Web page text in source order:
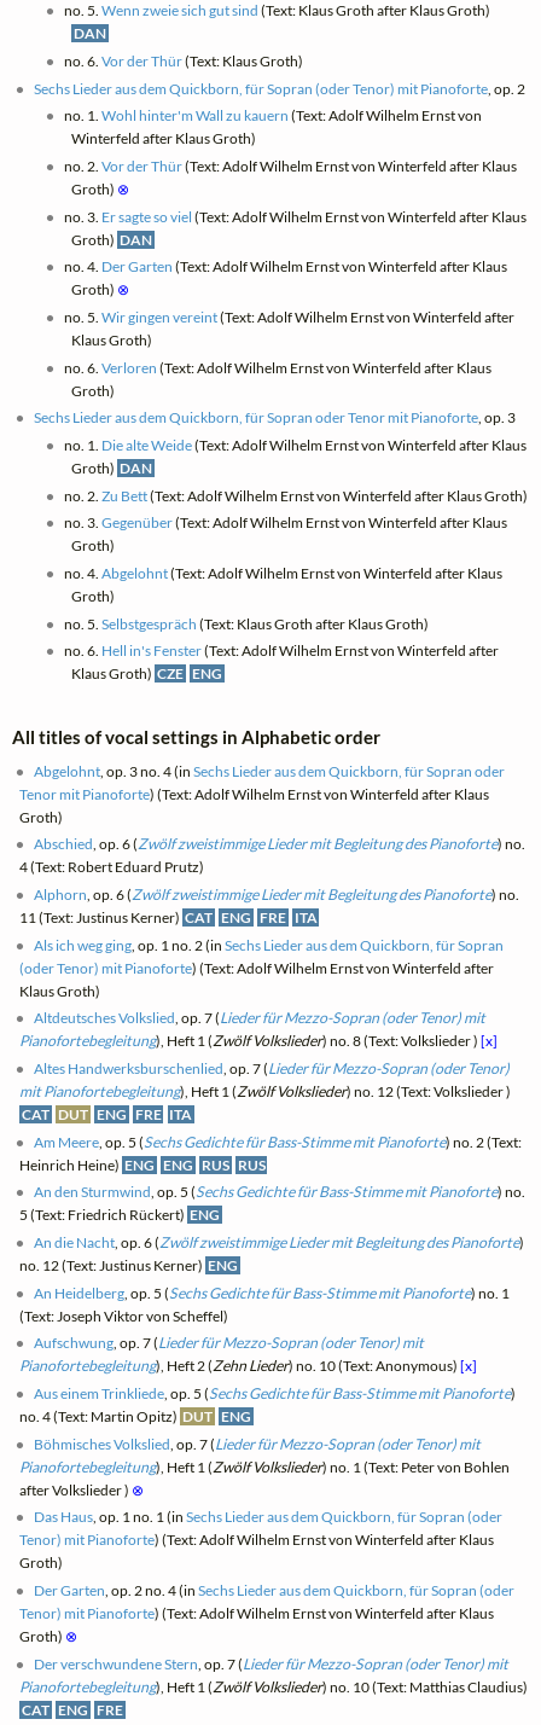
no. 5. Wenn zweie sich gut sind (Text: Klaus Groth after Klaus Groth)
DAN
no. 6. Vor der Thür(Text: Klaus Groth)
Sechs Lieder aus dem Quickborn, für Sopran (oder Tenor) mit Pianoforte , op. 2
no. 1. Wohl hinter'm Wall zu kauern (Text: Adolf Wilhelm Ernst von
Winterfeld after Klaus Groth)
no. 2. Vor der Thür(Text: Adolf Wilhelm Ernst von Winterfeld after Klaus
Groth) ⊗
no. 3. Er sagte so viel (Text: Adolf Wilhelm Ernst von Winterfeld after Klaus
Groth) DAN
no. 4. Der Garten (Text: Adolf Wilhelm Ernst von Winterfeld after Klaus
Groth) ⊗
no. 5. Wir gingen vereint(Text: Adolf Wilhelm Ernst von Winterfeld after
Klaus Groth)
no. 6. Verloren (Text: Adolf Wilhelm Ernst von Winterfeld after Klaus
Groth)
Sechs Lieder aus dem Quickborn, für Sopran oder Tenor mit Pianoforte, op. 3
no. 1. Die alte Weide(Text: Adolf Wilhelm Ernst von Winterfeld after Klaus
Groth) DAN
no. 2. Zu Bett(Text: Adolf Wilhelm Ernst von Winterfeld after Klaus Groth)
no. 3. Gegenüber(Text: Adolf Wilhelm Ernst von Winterfeld after Klaus
Groth)
no. 4. Abgelohnt(Text: Adolf Wilhelm Ernst von Winterfeld after Klaus
Groth)
no. 5. Selbstgespräch (Text: Klaus Groth after Klaus Groth)
no. 6. Hell in's Fenster(Text: Adolf Wilhelm Ernst von Winterfeld after
Klaus Groth) CZE ENG
All titles of vocal settings in Alphabetic order
Abgelohnt , op. 3 no. 4 (inSechs Lieder aus dem Quickborn, für Sopran oder
Tenor mit Pianoforte) (Text: Adolf Wilhelm Ernst von Winterfeld after Klaus
Groth)
Abschied, op. 6 (Zwölf zweistimmige Lieder mit Begleitung des Pianoforte) no.
4 (Text: Robert Eduard Prutz)
Alphorn, op. 6 (Zwölf zweistimmige Lieder mit Begleitung des Pianoforte) no.
11 (Text: Justinus Kerner) CAT ENG FRE ITA
Als ich weg ging , op. 1 no. 2 (inSechs Lieder aus dem Quickborn, für Sopran
(oder Tenor) mit Pianoforte) (Text: Adolf Wilhelm Ernst von Winterfeld after
Klaus Groth)
Altdeutsches Volkslied, op. 7 (Lieder für Mezzo-Sopran (oder Tenor) mit
Pianofortebegleitung), Heft 1 (Zwölf Volkslieder) no. 8 (Text: Volkslieder )[x]
Altes Handwerksburschenlied, op. 7 (Lieder für Mezzo-Sopran (oder Tenor)
mit Pianofortebegleitung), Heft 1 (Zwölf Volkslieder) no. 12 (Text: Volkslieder )
CAT DUT ENG FRE ITA
Am Meere , op. 5 (Sechs Gedichte für Bass-Stimme mit Pianoforte) no. 2 (Text:
Heinrich Heine) ENG ENG RUS RUS
An den Sturmwind, op. 5 (Sechs Gedichte für Bass-Stimme mit Pianoforte) no.
5 (Text: Friedrich Rückert) ENG
An die Nacht, op. 6 (Zwölf zweistimmige Lieder mit Begleitung des Pianoforte)
no. 12 (Text: Justinus Kerner) ENG
An Heidelberg , op. 5 (Sechs Gedichte für Bass-Stimme mit Pianoforte) no. 1
(Text: Joseph Viktor von Scheffel)
Aufschwung, op. 7 (Lieder für Mezzo-Sopran (oder Tenor) mit
Pianofortebegleitung), Heft 2 (Zehn Lieder) no. 10 (Text: Anonymous)[x]
Aus einem Trinkliede, op. 5 (Sechs Gedichte für Bass-Stimme mit Pianoforte)
no. 4 (Text: Martin Opitz) DUT ENG
Böhmisches Volkslied , op. 7 (Lieder für Mezzo-Sopran (oder Tenor) mit
Pianofortebegleitung), Heft 1 (Zwölf Volkslieder) no. 1 (Text: Peter von Bohlen
after Volkslieder ) ⊗
Das Haus, op. 1 no. 1 (inSechs Lieder aus dem Quickborn, für Sopran (oder
Tenor) mit Pianoforte) (Text: Adolf Wilhelm Ernst von Winterfeld after Klaus
Groth)
Der Garten, op. 2 no. 4 (inSechs Lieder aus dem Quickborn, für Sopran (oder
Tenor) mit Pianoforte) (Text: Adolf Wilhelm Ernst von Winterfeld after Klaus
Groth) ⊗
Der verschwundene Stern , op. 7 (Lieder für Mezzo-Sopran (oder Tenor) mit
Pianofortebegleitung), Heft 1 (Zwölf Volkslieder) no. 10 (Text: Matthias Claudius)
CAT ENG FRE